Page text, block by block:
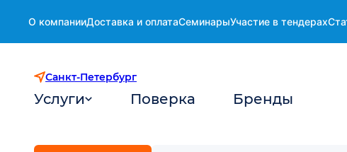
О компанииДоставка и оплатаСеминарыУчастие в тендерах
Санкт-Петербург
Услуги Поверка Бренды